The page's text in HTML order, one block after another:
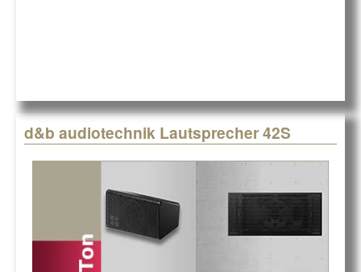
d&b audiotechnik Lautsprecher 42S